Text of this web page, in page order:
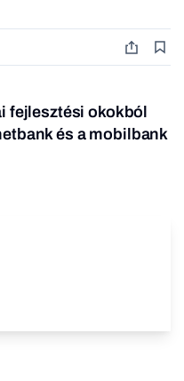
fejlesztési okokból
és a mobilbank